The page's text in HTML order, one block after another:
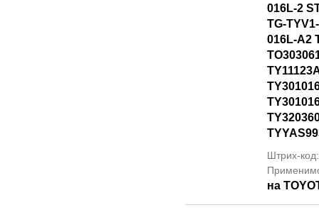
016L-2
TG-
016L-A2
Штрих-
на